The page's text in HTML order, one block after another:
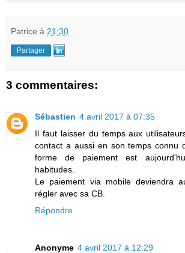
Patrice à 21:30
Partager
3 commentaires:
Sébastien 4 avril 2017 à 07:35
Il faut laisser du temps aux
contact a aussi en son temps connu
forme de paiement est
habitudes.
Le paiement via mobile deviendra
régler avec sa CB.
Répondre
Anonyme 4 avril 2017 à 12:29